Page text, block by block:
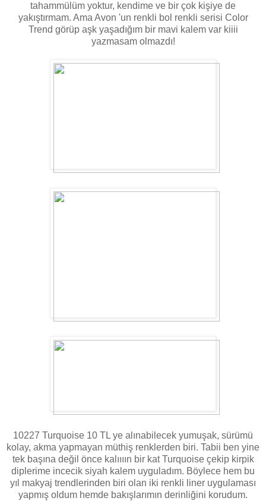
tahammülüm yoktur, kendime ve bir çok kişiye de
yakıştırmam. Ama Avon 'un renkli bol renkli serisi Color
Trend görüp aşk yaşadığım bir mavi kalem var kiiii
yazmasam olmazdı!
10227 Turquoise 10 TL ye alınabilecek yumuşak, sürümü
kolay, akma yapmayan müthiş renklerden biri. Tabii ben yine
tek başına değil önce kalıııın bir kat Turquoise çekip kirpik
diplerime incecik siyah kalem uyguladım. Böylece hem bu
yıl makyaj trendlerinden biri olan iki renkli liner uygulaması
yapmış oldum hemde bakışlarımın derinliğini korudum.